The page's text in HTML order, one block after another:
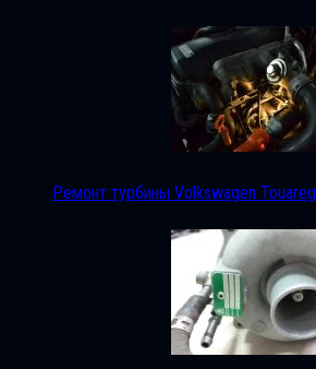
Ремонт турбины Volkswagen Touareg